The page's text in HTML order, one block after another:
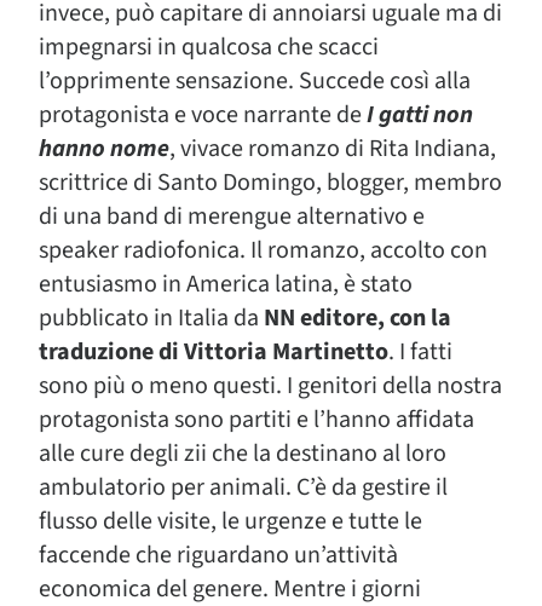
invece, può capitare di annoiarsi uguale ma di
impegnarsi in qualcosa che scacci
l’opprimente sensazione. Succede così alla
protagonista e voce narrante deI gatti non
hanno nome, vivace romanzo di Rita Indiana,
scrittrice di Santo Domingo, blogger, membro
di una band di merengue alternativo e
speaker radiofonica. Il romanzo, accolto con
entusiasmo in America latina, è stato
pubblicato in Italia da NN editore, con la
traduzione di Vittoria Martinetto. I fatti
sono più o meno questi. I genitori della nostra
protagonista sono partiti e l’hanno affidata
alle cure degli zii che la destinano al loro
ambulatorio per animali. C’è da gestire il
flusso delle visite, le urgenze e tutte le
faccende che riguardano un’attività
economica del genere. Mentre i giorni